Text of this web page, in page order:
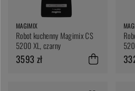
MAGIMIX
Robot kuchenny Magimix CS
5200 XL, czarny
3593 zł